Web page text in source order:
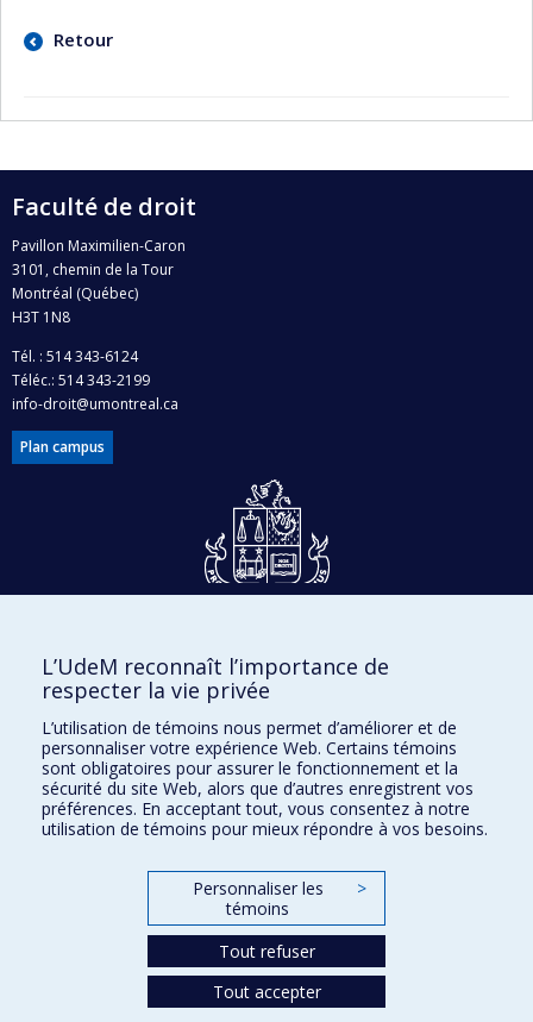
Retour
Faculté de droit
Pavillon Maximilien-Caron
3101, chemin de la Tour
Montréal (Québec)
H3T 1N8
Tél. : 514 343-6124
Téléc.: 514 343-2199
info-droit@umontreal.ca
Plan campus
Accès protégé
Facebook|Twitter
LinkedIn|Instagram
L’UdeM reconnaît l’importance de
respecter la vie privée
L’utilisation de témoins nous permet d’améliorer et de
personnaliser votre expérience Web. Certains témoins
sont obligatoires pour assurer le fonctionnement et la
sécurité du site Web, alors que d’autres enregistrent vos
préférences. En acceptant tout, vous consentez à notre
utilisation de témoins pour mieux répondre à vos besoins.
Personnaliser les
témoins
>
Tout refuser
Tout accepter